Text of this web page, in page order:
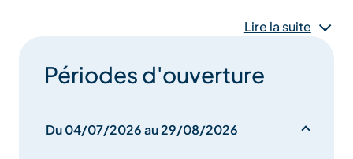
équipements pour vos sorties en montagne tel que
Lire la suite
Périodes d'ouverture
Du 04/07/2026 au 29/08/2026